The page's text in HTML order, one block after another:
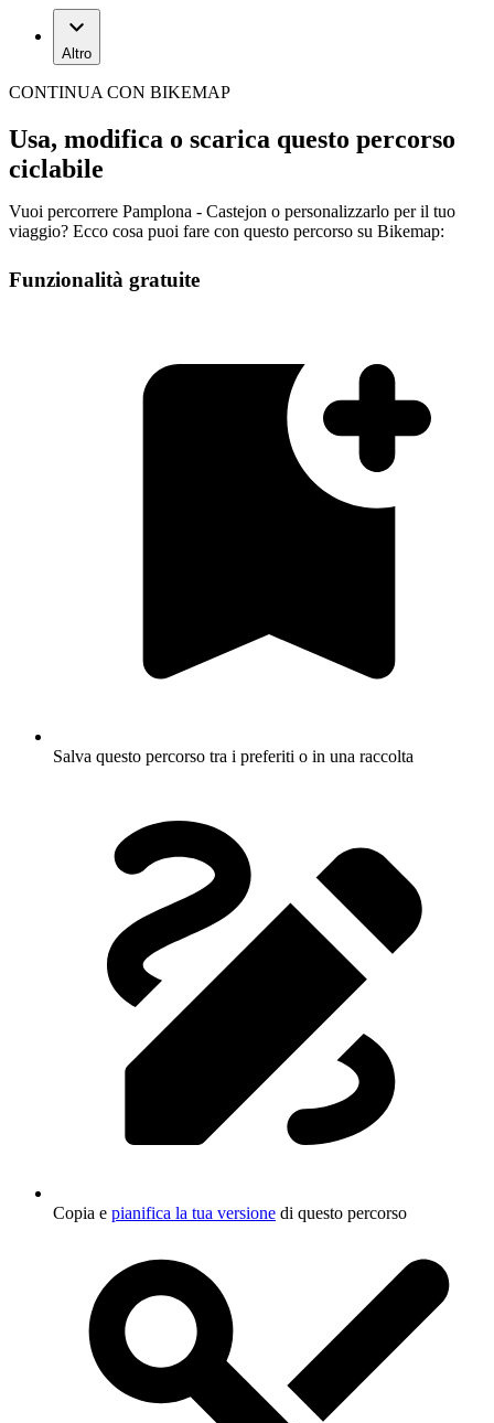
Altro
CONTINUA CON BIKEMAP
Usa, modifica o scarica questo percorso
ciclabile
Vuoi percorrere Pamplona - Castejon o personalizzarlo per il tuo
viaggio? Ecco cosa puoi fare con questo percorso su Bikemap:
Funzionalità gratuite
Salva questo percorso tra i preferiti o in una raccolta
Copia e pianifica la tua versione di questo percorso